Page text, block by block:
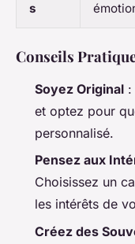
s
Conseils
Soyez Original :
et optez pour
personnalisé.
Pensez aux
Choisissez un
les intérêts de
Créez des